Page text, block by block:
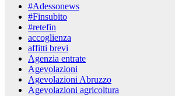
#Adessonews
#Finsubito
#retefin
accoglienza
affitti brevi
Agenzia entrate
Agevolazioni
Agevolazioni Abruzzo
Agevolazioni agricoltura